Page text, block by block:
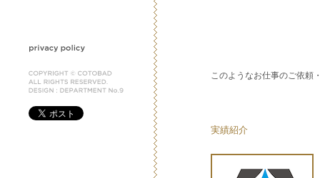
このようなお仕事のご依頼
実績紹介